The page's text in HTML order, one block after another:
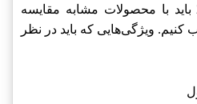
چراغ جلو چپ زوتی Z300 باید با محصولات مشابه مقایسه
کنیم. ویژگی‌هایی که باید در نظر